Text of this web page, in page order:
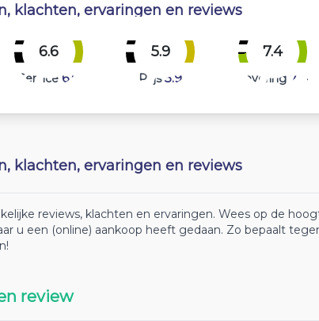
klachten, ervaringen en reviews
6.6
Service 6.6
5.9
Prijs 5.9
7.4
Levering 7.4
klachten, ervaringen en reviews
reviews, klachten en ervaringen. Wees op de
u een (online) aankoop heeft gedaan. Zo bepaalt
review